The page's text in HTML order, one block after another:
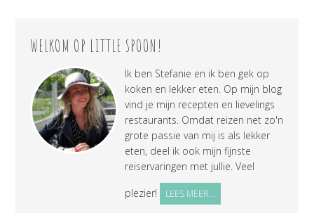
WELKOM OP LITTLE SPOON!
Ik ben Stefanie en ik ben gek op
koken en lekker eten. Op mijn blog
vind je mijn recepten en lievelings
restaurants. Omdat reizen net zo'n
grote passie van mij is als lekker
eten, deel ik ook mijn fijnste
reiservaringen met jullie. Veel
plezier!
LEES MEER...